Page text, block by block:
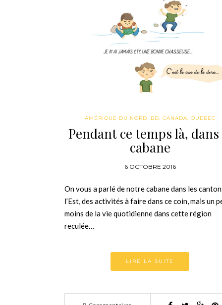
AMÉRIQUE DU NORD, BD, CANADA, QUÉBEC
Pendant ce temps là, dans
cabane
6 OCTOBRE 2016
On vous a parlé de notre cabane dans les
l’Est, des activités à faire dans ce coin, mais un
moins de la vie quotidienne dans cette région
reculée…
LIRE LA SUITE